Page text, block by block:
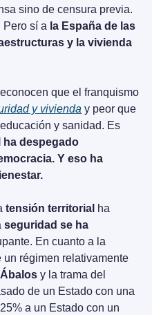
sino de censura previa.
Pero sí a la España de las
y la vivienda
que el franquismo
y vivienda y peor que
y sanidad. Es
ha despegado
Y eso ha
tensión territorial ha
seguridad se ha
un régimen relativamente
y la trama del
de un Estado con una
a un Estado con un